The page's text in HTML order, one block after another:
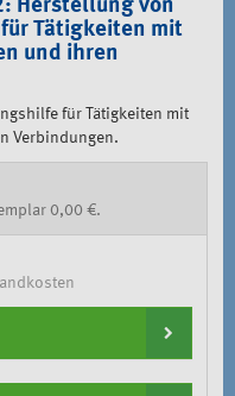
Herstellung von
Tätigkeiten mit
und ihren
für Tätigkeiten mit
Verbindungen.
0,00 €.